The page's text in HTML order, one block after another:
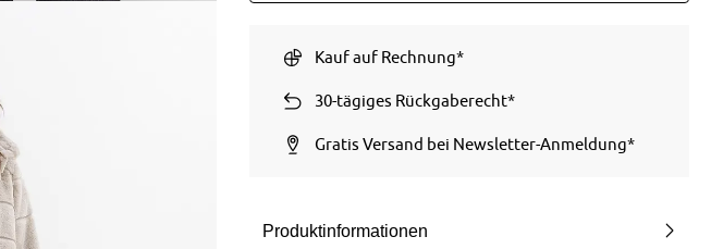
Kauf auf Rechnung*
30-tägiges Rückgaberecht*
Gratis Versand bei Newsletter-Anmeldung*
Produktinformationen